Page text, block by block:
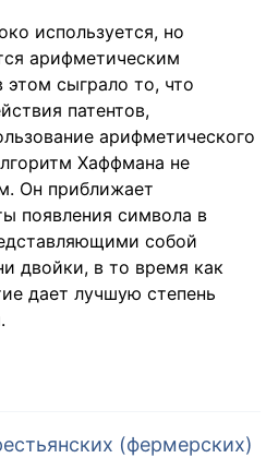
используется, но
арифметическим
сыграло то, что
патентов,
арифметического
Хаффмана не
Он приближает
появления символа в
собой
двойки, в то время как
дает лучшую степень
(фермерских)